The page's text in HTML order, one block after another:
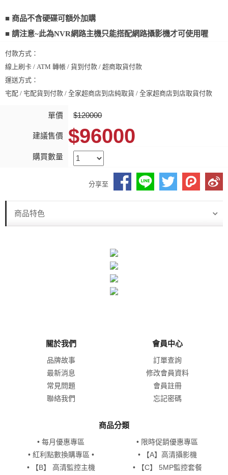
■ 商品不含硬碟可額外加購
■ 請注意~此為NVR網路主機只能搭配網路攝影機才可使用喔
付款方式：
線上刷卡 / ATM 轉帳 / 貨到付款 / 超商取貨付款
運送方式：
宅配 / 宅配貨到付款 / 全家超商店到店純取貨 / 全家超商店到店取貨付款
單價 $120000
建議售價 $96000
購買數量
分享至
商品特色
關於我們
品牌故事
最新消息
常見問題
聯絡我們
會員中心
訂單查詢
修改會員資料
會員註冊
忘記密碼
商品分類
• 每月優惠專區
• 限時促銷優惠專區
• 紅利點數換購專區 •
• 【A】高清攝影機
• 【B】 高清監控主機
• 【C】 5MP監控套餐